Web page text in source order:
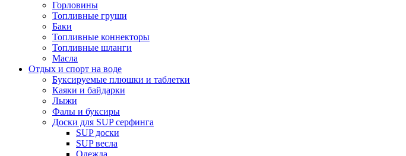
Горловины
Топливные груши
Баки
Топливные коннекторы
Топливные шланги
Масла
Отдых и спорт на воде
Буксируемые плюшки и таблетки
Каяки и байдарки
Лыжи
Фалы и буксиры
Доски для SUP серфинга
SUP доски
SUP весла
Одежда